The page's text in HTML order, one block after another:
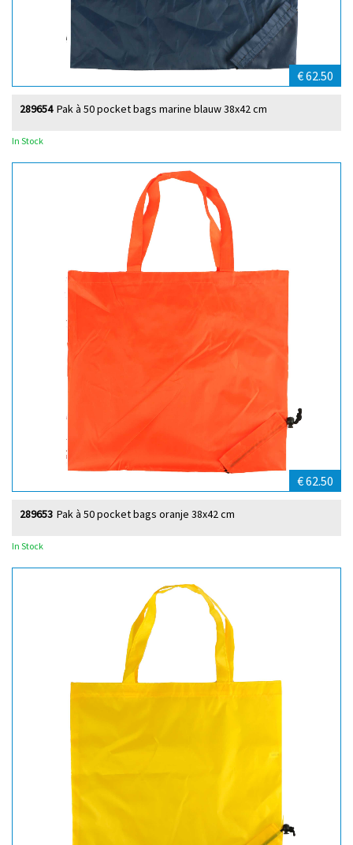
€ 62.50
Pak à 50 pocket bags marine blauw 38x42 cm
289654
In Stock
€ 62.50
Pak à 50 pocket bags oranje 38x42 cm
289653
In Stock